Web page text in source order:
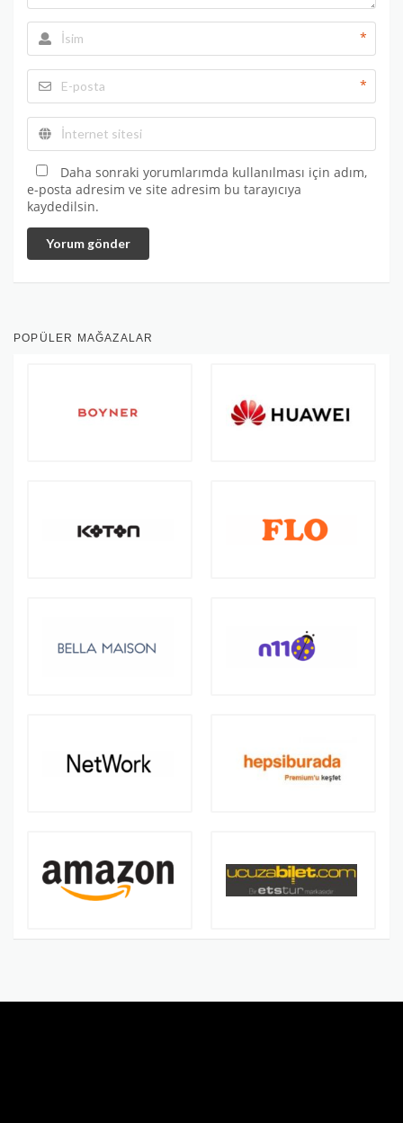
*
*
Daha sonraki yorumlarımda kullanılması için adım,
e-posta adresim ve site adresim bu tarayıcıya
kaydedilsin.
Yorum gönder
POPÜLER MAĞAZALAR